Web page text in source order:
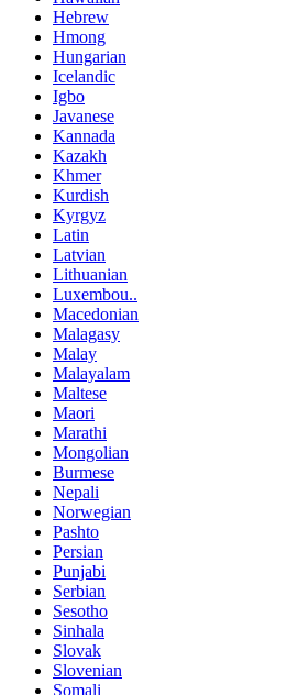
Hebrew
Hmong
Hungarian
Icelandic
Igbo
Javanese
Kannada
Kazakh
Khmer
Kurdish
Kyrgyz
Latin
Latvian
Lithuanian
Luxembou..
Macedonian
Malagasy
Malay
Malayalam
Maltese
Maori
Marathi
Mongolian
Burmese
Nepali
Norwegian
Pashto
Persian
Punjabi
Serbian
Sesotho
Sinhala
Slovak
Slovenian
Somali